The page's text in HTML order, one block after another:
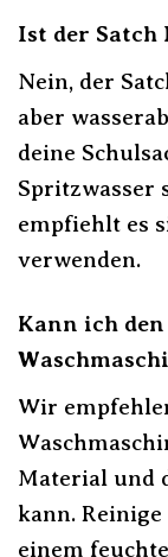
Ist der Satch
Nein, der
aber
deine
Spritzwasser
empfiehlt es
verwenden.
Kann ich
Wir
Material und
kann.
einem